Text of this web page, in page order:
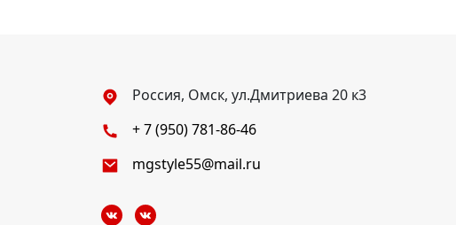
Россия, Омск, ул.Дмитриева 20 к3
+ 7 (950) 781-86-46
mgstyle55@mail.ru